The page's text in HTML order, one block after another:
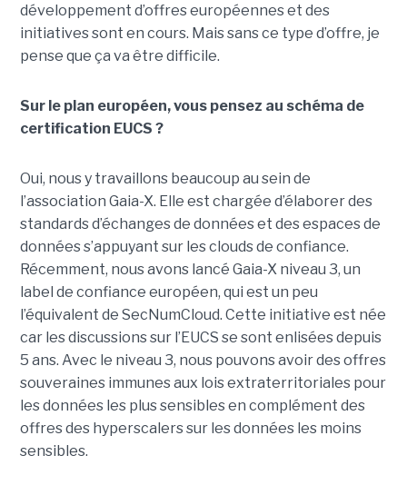
développement d’offres européennes et des
initiatives sont en cours. Mais sans ce type d’offre, je
pense que ça va être difficile.
Sur le plan européen, vous pensez au schéma de
certification EUCS ?
Oui, nous y travaillons beaucoup au sein de
l’association Gaia-X. Elle est chargée d’élaborer des
standards d’échanges de données et des espaces de
données s’appuyant sur les clouds de confiance.
Récemment, nous avons lancé Gaia-X niveau 3, un
label de confiance européen, qui est un peu
l’équivalent de SecNumCloud. Cette initiative est née
car les discussions sur l’EUCS se sont enlisées depuis
5 ans. Avec le niveau 3, nous pouvons avoir des offres
souveraines immunes aux lois extraterritoriales pour
les données les plus sensibles en complément des
offres des hyperscalers sur les données les moins
sensibles.